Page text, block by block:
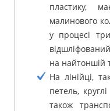
пластику,
малинового
у процесі
на найтоншій
На лінійці,
петель,
також